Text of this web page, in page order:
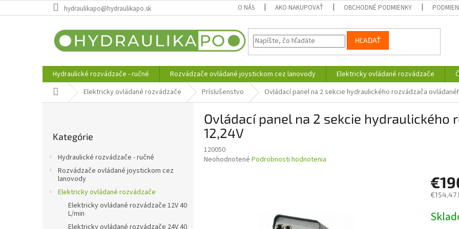
na
hydraulikapo@hydraulikapo.sk O NÁS AKO NAKUPOVAŤ OBCHODNÉ PODMIENKY
HĽADAŤ
Hydraulické rozvádzače - ručné Rozvádzače ovládané joystickom cez lanovody Elektricky ovládané rozvádzače
DomovElektricky ovládané rozvádzače Príslušenstvo Ovládací panel na 2 sekcie hydraulického rozvádzača
kategórie
Kategórie
Hydraulické rozvádzače - ručné
Rozvádzače ovládané joystickom cez
lanovody
Elektricky ovládané rozvádzače
Elektricky ovládané rozvádzače 12V 40
L/min
Elektricky ovládané rozvádzače 24V 40
Ovládací panel na 2 sekcie hydraulického
12,24V
120050
Priemerné
Neohodnotené Podrobnosti hodnotenia
€154,47
cena: